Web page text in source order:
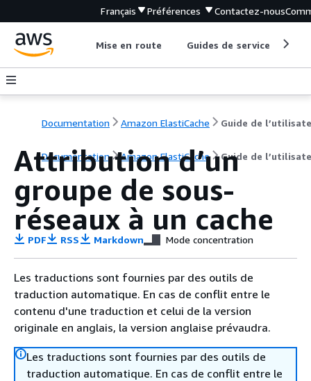
Français Préférences Contactez-nous
Mise en route Guides de service
Documentation Amazon ElastiCache Guide de
Documentation Amazon ElastiCache Guide de
Attribution d’un
groupe de sous-
réseaux à un cache
PDF RSS Markdown Mode concentration
Les traductions sont fournies par des outils de
traduction automatique. En cas de conflit entre le
contenu d'une traduction et celui de la version
originale en anglais, la version anglaise prévaudra.
Les traductions sont fournies par des outils de
traduction automatique. En cas de conflit entre le